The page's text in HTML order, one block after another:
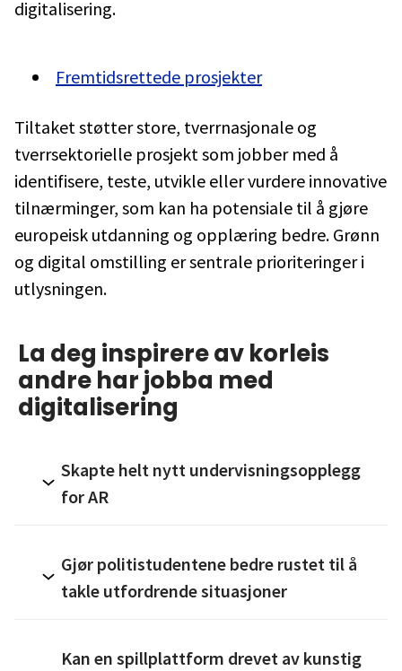
digitalisering.
Fremtidsrettede prosjekter
Tiltaket støtter store, tverrnasjonale og
tverrsektorielle prosjekt som jobber med å
identifisere, teste, utvikle eller vurdere innovative
tilnærminger, som kan ha potensiale til å gjøre
europeisk utdanning og opplæring bedre. Grønn
og digital omstilling er sentrale prioriteringer i
utlysningen.
La deg inspirere av korleis
andre har jobba med
digitalisering
Skapte helt nytt undervisningsopplegg
for AR
Gjør politistudentene bedre rustet til å
takle utfordrende situasjoner
Kan en spillplattform drevet av kunstig